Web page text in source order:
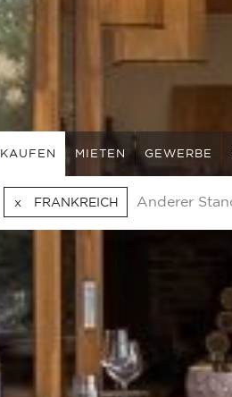
KAUFEN MIETEN GEWERBE
FRANKREICH